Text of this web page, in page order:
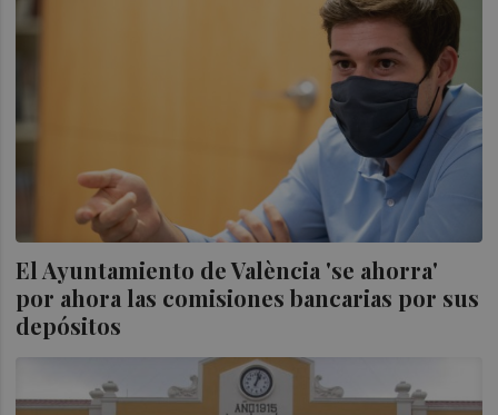
El Ayuntamiento de València 'se ahorra'
por ahora las comisiones bancarias por sus
depósitos